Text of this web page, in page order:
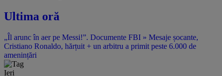
Ultima oră
„Îl arunc în aer pe Messi!”. Documente FBI » Mesaje șocante,
Cristiano Ronaldo, hărțuit + un arbitru a primit peste 6.000 de
amenințări
Ieri